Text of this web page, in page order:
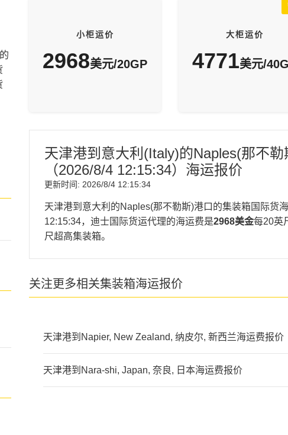
小柜运价
2968美元/20GP
大柜运价
4771美元/
天津港到意大利(Italy)的Naples(那不
（2026/8/4 12:15:34）海运报价
更新时间: 2026/8/4 12:15:34
天津港到意大利的Naples(那不勒斯)港口的集装箱国际货
12:15:34，迪士国际货运代理的海运费是2968美金每20英
尺超高集装箱。
关注更多相关集装箱海运报价
天津港到Napier, New Zealand, 纳皮尔, 新西兰海运费报价
天津港到Nara-shi, Japan, 奈良, 日本海运费报价